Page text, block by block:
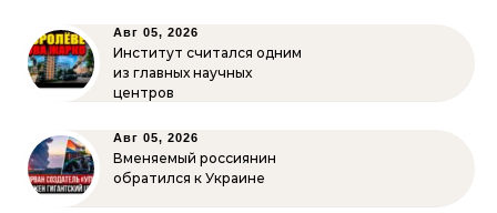
Авг 05, 2026
Институт считался одним
из главных научных
центров
Авг 05, 2026
Вменяемый россиянин
обратился к Украине